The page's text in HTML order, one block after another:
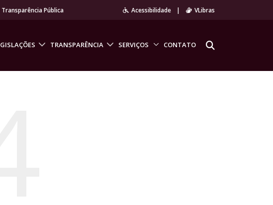
Transparência Pública Acessibilidade | VLibras
TRANSPARÊNCIA SERVIÇOS CONTATO